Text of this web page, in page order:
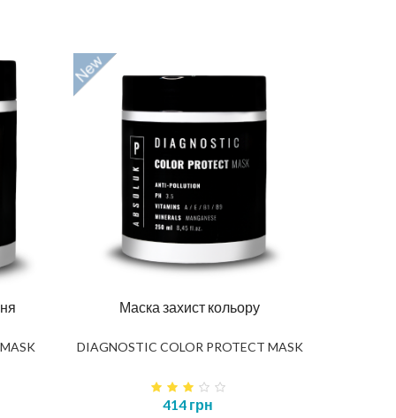
Маска захист кольору
DIAGNOSTIC COLOR PROTECT MASK
414 грн